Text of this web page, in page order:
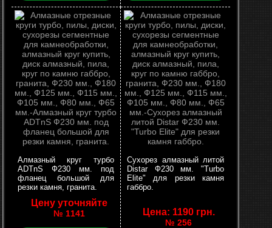
Алмазный круг турбо
ADTnS Ф230 мм. под
фланец большой для
резки камня, гранита.
Цену уточняйте
№ 1141
Сухорез алмазный литой
Distar Ф230 мм. "Turbo
Elite" для резки камня
габбро.
Цена: 1190 грн.
№ 256